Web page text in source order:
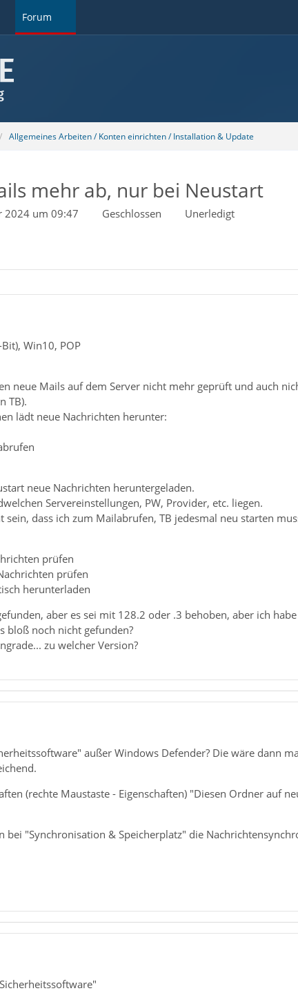
Forum
Allgemeines Arbeiten / Konten einrichten / Installation & Update
mehr ab, nur bei Neustart
2024 um 09:47 Geschlossen Unerledigt
Win10, POP
neue Mails auf dem Server nicht mehr geprüft und auch
TB).
lädt neue Nachrichten herunter:
neue Nachrichten heruntergeladen.
Servereinstellungen, PW, Provider, etc. liegen.
sein, dass ich zum Mailabrufen, TB jedesmal neu starten
prüfen
prüfen
herunterladen
aber es sei mit 128.2 oder .3 behoben, aber ich
bloß noch nicht gefunden?
zu welcher Version?
außer Windows Defender? Die wäre dann
(rechte Maustaste - Eigenschaften) "Diesen Ordner auf
bei "Synchronisation & Speicherplatz" die